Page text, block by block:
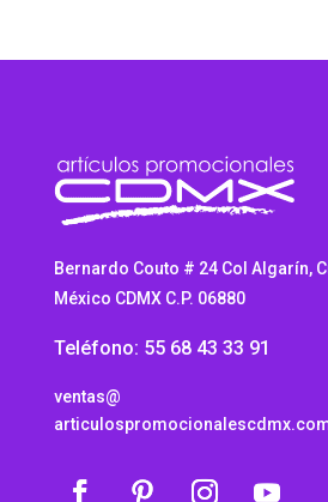
Bernardo Couto # 24 Col Algarín,
México CDMX C.P. 06880
Teléfono: 55 68 43 33 91
ventas@